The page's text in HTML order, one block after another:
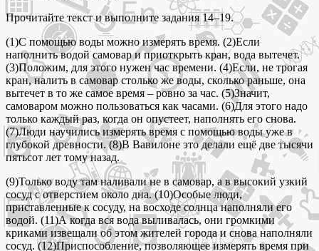
Прочитайте текст и выполните задания 14–19.
(1)С помощью воды можно измерять время. (2)Если
наполнить водой самовар и приоткрыть кран, вода вытечет.
(3)Положим, для этого нужен час времени. (4)Если, не трогая
кран, налить в самовар столько же воды, сколько раньше, она
вытечет в то же самое время – ровно за час. (5)Значит,
самоваром можно пользоваться как часами. (6)Для этого надо
только каждый раз, когда он опустеет, наполнять его снова.
(7)Люди научились измерять время с помощью воды уже в
глубокой древности. (8)В Вавилоне это делали ещё две тысячи
пятьсот лет тому назад.
(9)Только воду там наливали не в самовар, а в высокий узкий
сосуд с отверстием около дна. (10)Особые люди,
приставленные к сосуду, на восходе солнца наполняли его
водой. (11)А когда вся вода выливалась, они громкими
криками извещали об этом жителей города и снова наполняли
сосуд. (12)Приспособление, позволяющее измерять время при